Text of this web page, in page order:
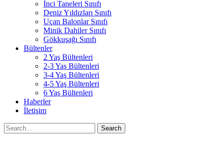
İnci Taneleri Sınıfı
Deniz Yıldızları Sınıfı
Uçan Balonlar Sınıfı
Minik Dahiler Sınıfı
Gökkuşağı Sınıfı
Bültenler
2 Yaş Bültenleri
2-3 Yaş Bültenleri
3-4 Yaş Bültenleri
4-5 Yaş Bültenleri
6 Yaş Bültenleri
Haberler
İletişim
Search